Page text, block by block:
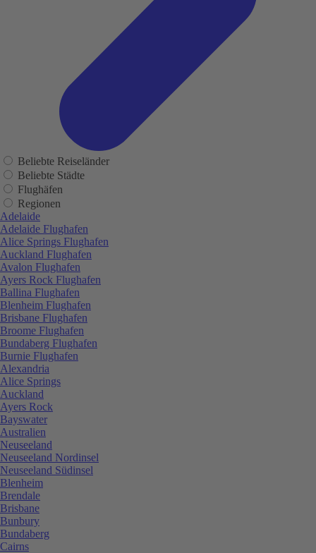
Beliebte Reiseländer
Beliebte Städte
Flughäfen
Regionen
Adelaide
Adelaide Flughafen
Alice Springs Flughafen
Auckland Flughafen
Avalon Flughafen
Ayers Rock Flughafen
Ballina Flughafen
Blenheim Flughafen
Brisbane Flughafen
Broome Flughafen
Bundaberg Flughafen
Burnie Flughafen
Alexandria
Alice Springs
Auckland
Ayers Rock
Bayswater
Australien
Neuseeland
Neuseeland Nordinsel
Neuseeland Südinsel
Blenheim
Brendale
Brisbane
Bunbury
Bundaberg
Cairns